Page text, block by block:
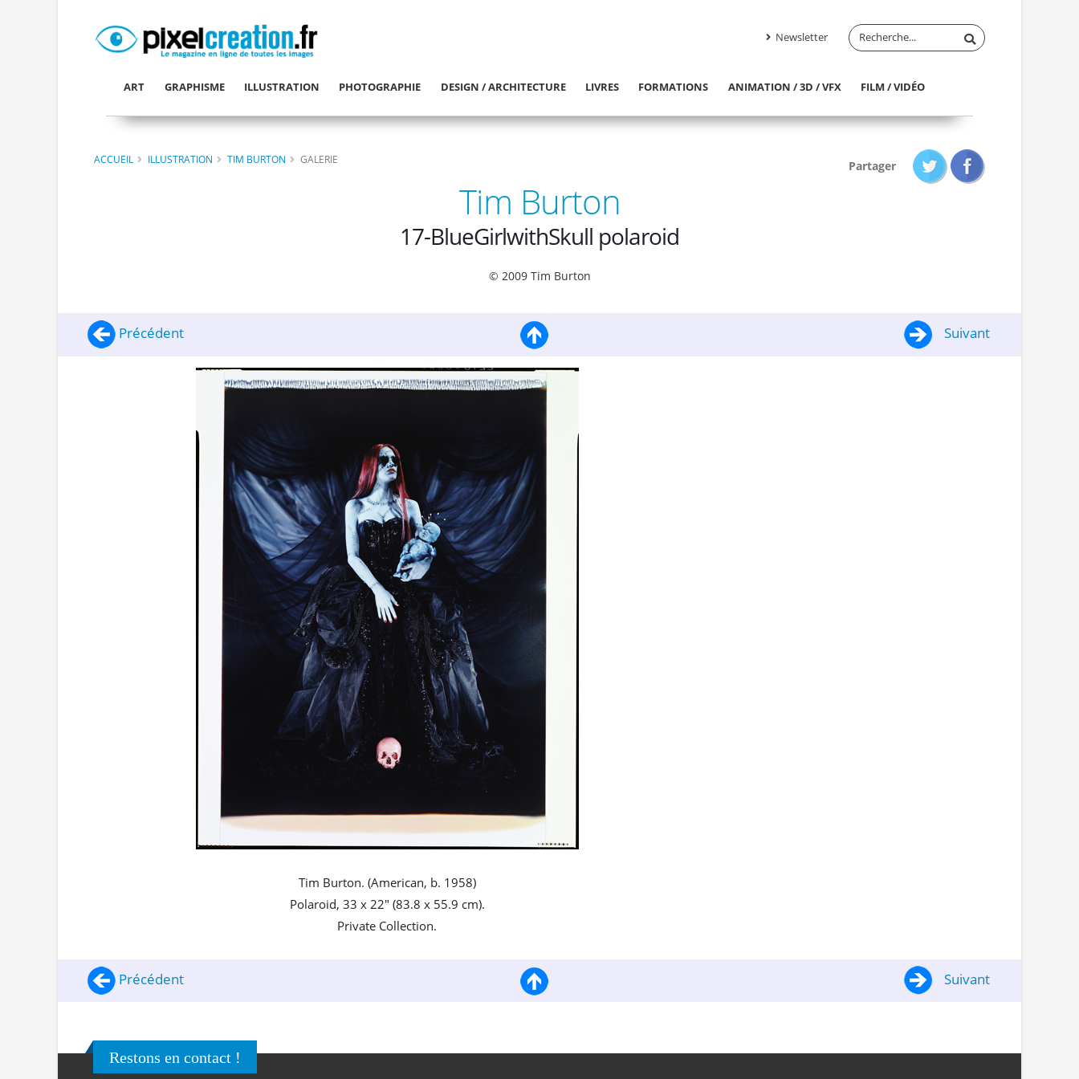
Newsletter
ART GRAPHISME ILLUSTRATION PHOTOGRAPHIE DESIGN / ARCHITECTURE LIVRES FORMATIONS ANIMATION / 3D / VFX FILM / VIDÉO
ACCUEIL ILLUSTRATION TIM BURTON GALERIE Partager
Tim Burton
17-BlueGirlwithSkull polaroid
© 2009 Tim Burton
Précédent Suivant
Tim Burton. (American, b. 1958)
Polaroid, 33 x 22" (83.8 x 55.9 cm).
Private Collection.
Précédent Suivant
Restons en contact !